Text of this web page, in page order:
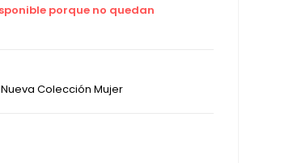
porque no quedan
Nueva Colección Mujer